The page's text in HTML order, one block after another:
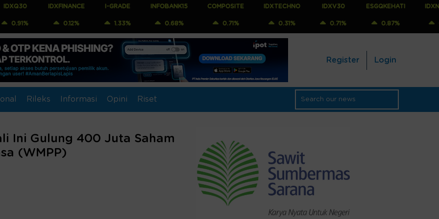
IDXFINANCE
0.12%
I-GRADE
1.33%
INFOBANK15
0.68%
COMPOSITE IDXTECHNO IDXV30
0.71%
ESGQKEHATI
0.87%
IDXNONCYC
Register Login
Rileks Informasi Opini Riset
Ini Gulung 400 Juta Saham
(WMPP)